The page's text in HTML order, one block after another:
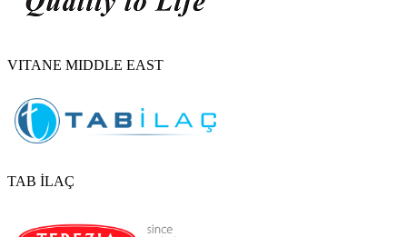
VITANE MIDDLE EAST
TAB İLAÇ